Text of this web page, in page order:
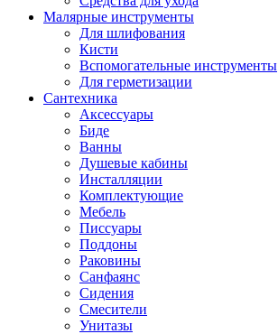
Малярные инструменты
Для шлифования
Кисти
Вспомогательные инструменты
Для герметизации
Сантехника
Аксессуары
Биде
Ванны
Душевые кабины
Инсталляции
Комплектующие
Мебель
Писсуары
Поддоны
Раковины
Санфаянс
Сидения
Смесители
Унитазы